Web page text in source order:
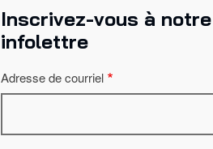
Inscrivez-vous à notre
infolettre
Adresse de courriel